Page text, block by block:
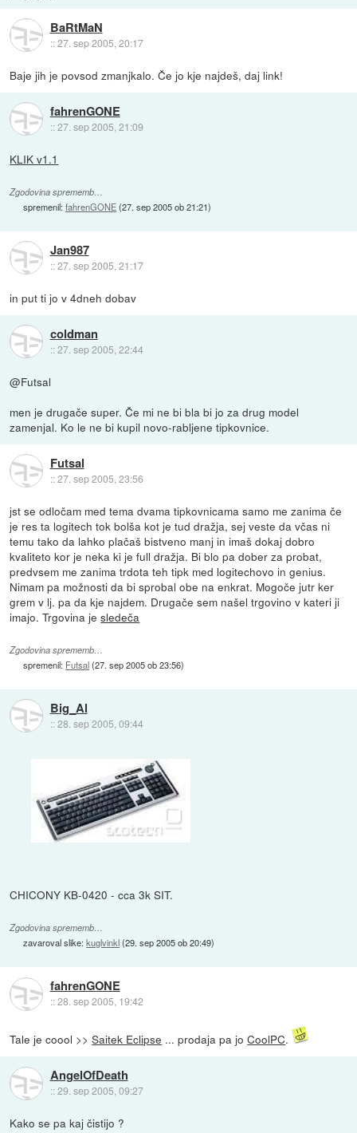
BaRtMaN
::27. sep 2005, 20:17
Baje jih je povsod zmanjkalo. Če jo kje najdeš, daj link!
fahrenGONE
::27. sep 2005, 21:09
KLIK v1.1
Zgodovina sprememb…
spremenil:fahrenGONE(27. sep 2005 ob 21:21)
Jan987
::27. sep 2005, 21:17
in put ti jo v 4dneh dobav
coldman
::27. sep 2005, 22:44
@Futsal
men je drugače super. Če mi ne bi bla bi jo za drug model
zamenjal. Ko le ne bi kupil novo-rabljene tipkovnice.
Futsal
::27. sep 2005, 23:56
jst se odločam med tema dvama tipkovnicama samo me zanima če
je res ta logitech tok bolša kot je tud dražja, sej veste da včas ni
temu tako da lahko plačaš bistveno manj in imaš dokaj dobro
kvaliteto kor je neka ki je full dražja. Bi blo pa dober za probat,
predvsem me zanima trdota teh tipk med logitechovo in genius.
Nimam pa možnosti da bi sprobal obe na enkrat. Mogoče jutr ker
grem v lj. pa da kje najdem. Drugače sem našel trgovino v kateri ji
imajo. Trgovina jesledeča
Zgodovina sprememb…
spremenil: Futsal(27. sep 2005 ob 23:56)
Big_Al
::28. sep 2005, 09:44
CHICONY KB-0420 - cca 3k SIT.
Zgodovina sprememb…
zavaroval slike:kuglvinkl(29. sep 2005 ob 20:49)
fahrenGONE
::28. sep 2005, 19:42
Tale je coool >>Saitek Eclipse ... prodaja pa joCoolPC.
AngelOfDeath
::29. sep 2005, 09:27
Kako se pa kaj čistijo ?